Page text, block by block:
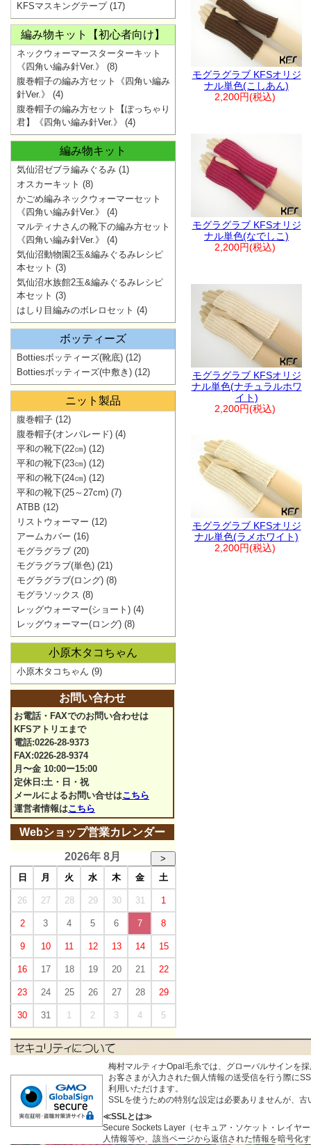
モグラグラブ KFSオリジ
ナル単色(こしあん)
2,200円(税込)
モグラグラブ KFSオリジ
ナル単色(なでしこ)
2,200円(税込)
モグラグラブ KFSオリジ
ナル単色(ナチュラルホワ
イト)
2,200円(税込)
モグラグラブ KFSオリジ
ナル単色(ラメホワイト)
2,200円(税込)
KFSマスキングテープ(17)
編み物キット【初心者向け】
ネックウォーマースターターキット
《四角い編み針Ver.》
(8)
腹巻帽子の編み方セット《四角い編み
針Ver.》
(4)
腹巻帽子の編み方セット【ぽっちゃり
君】《四角い編み針Ver.》
(4)
編み物キット
気仙沼ゼブラ編みぐるみ (1)
オスカーキット (8)
かごめ編みネックウォーマーセット
《四角い編み針Ver.》
(4)
マルティナさんの靴下の編み方セット
《四角い編み針Ver.》
(4)
気仙沼動物園2玉&編みぐるみレシピ
本セット (3)
気仙沼水族館2玉&編みぐるみレシピ
本セット (3)
はしり目編みのボレロセット (4)
ボッティーズ
Bottiesボッティーズ(靴底) (12)
Bottiesボッティーズ(中敷き) (12)
ニット製品
腹巻帽子 (12)
腹巻帽子(オンパレード) (4)
平和の靴下(22㎝) (12)
平和の靴下(23㎝) (12)
平和の靴下(24㎝) (12)
平和の靴下(25～27cm) (7)
ATBB (12)
リストウォーマー (12)
アームカバー (16)
モグラグラブ (20)
モグラグラブ(単色) (21)
モグラグラブ(ロング) (8)
モグラソックス (8)
レッグウォーマー(ショート) (4)
レッグウォーマー(ロング) (8)
小原木タコちゃん
小原木タコちゃん (9)
お問い合わせ
お電話・FAXでのお問い合わせは
KFSアトリエまで
電話:0226-28-9373
FAX:0226-28-9374
月〜金 10:00ー15:00
定休日:土・日・祝
メールによるお問い合せはこちら
運営者情報はこちら
Webショップ営業カレンダー
2026年 8月
>
日
月 火 水 木 金 土
26 27 28 29 30 31 1
2 3 4 5 6 7 8
9 10 11 12 13 14 15
16 17 18 19 20 21 22
23 24 25 26 27 28 29
30 31 1 2 3 4 5
梅村マルティナOpal毛糸では、グローバルサインを
お客さまが入力された個人情報の送受信を行う際に
利用いただけます。
SSLを使うための特別な設定は必要ありませんが、
≪SSLとは≫
Secure Sockets Layer（セキュア・ソケット・レイヤ
人情報等や、該当ページから返信された情報を暗号化